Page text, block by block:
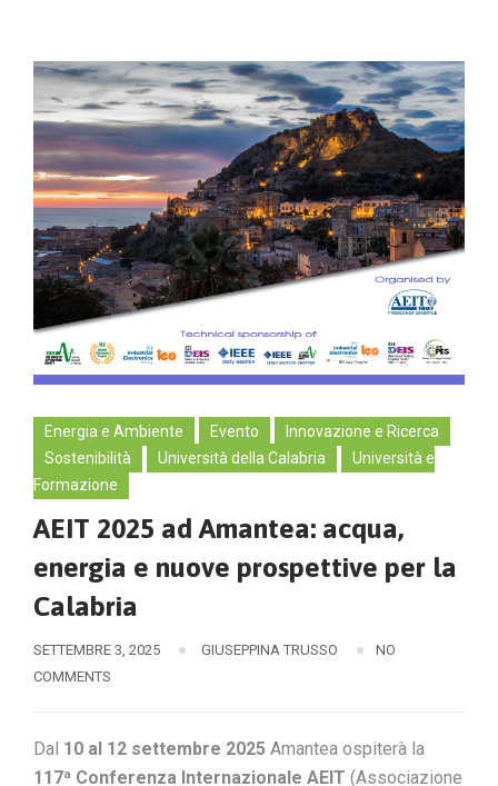
Energia e Ambiente Evento
Innovazione e Ricerca
Sostenibilità
Università della Calabria
Università e
Formazione
AEIT 2025 ad Amantea: acqua,
energia e nuove prospettive per la
Calabria
SETTEMBRE 3, 2025 GIUSEPPINA TRUSSO
NO
COMMENTS
Dal 10 al 12 settembre 2025 Amantea ospiterà la
117ª Conferenza Internazionale AEIT (Associazione